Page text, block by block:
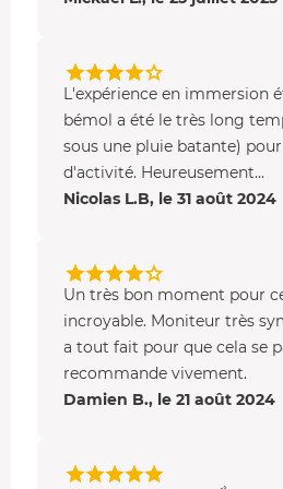
L'expérience en immersion
bémol a été le très long
sous une pluie batante)
d'activité. Heureusement...
Nicolas L.B, le 31 août 2024
Un très bon moment pour
incroyable. Moniteur très
a tout fait pour que cela se
recommande vivement.
Damien B., le 21 août 2024